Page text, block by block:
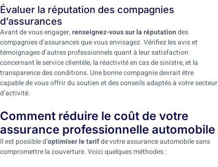
Évaluer la réputation des compagnies
d’assurances
Avant de vous engager,renseignez-vous sur la réputationdes
compagnies d’assurances que vous envisagez. Vérifiez les avis et
témoignages d’autres professionnels quant à leur satisfaction
concernant le service clientèle, la réactivité en cas de sinistre, et la
transparence des conditions. Une bonne compagnie devrait être
capable de vous offrir du soutien et des conseils adaptés à votre secteur
d’activité.
Comment réduire le coût de votre
assurance professionnelle automobile
Il est possible d’optimiser le tarifde votre assurance automobile sans
compromettre la couverture. Voici quelques méthodes :